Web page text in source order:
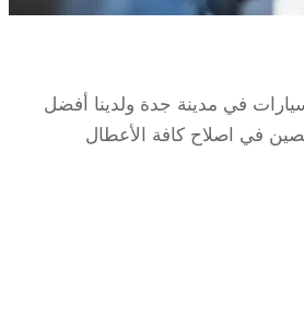
في مدينة جدة ولدينا أفضل
في اصلاح كافة الأعطال